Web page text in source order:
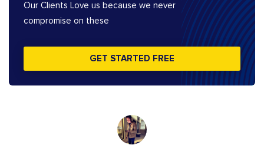
Our Clients Love us because we never
compromise on these
GET STARTED FREE